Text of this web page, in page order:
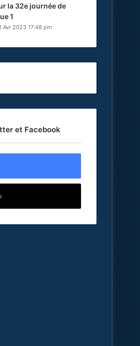
la 32e journée de
1
Avr 2023 17:48 pm
et Facebook